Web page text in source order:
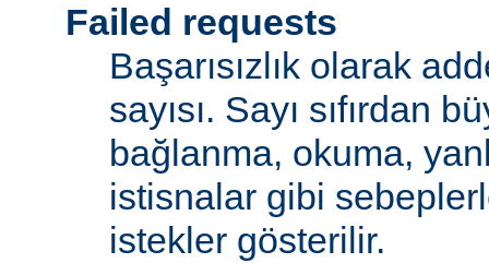
Failed requests
Başarısızlık olarak
sayısı. Sayı sıfırdan
bağlanma, okuma,
istisnalar gibi
istekler gösterilir.